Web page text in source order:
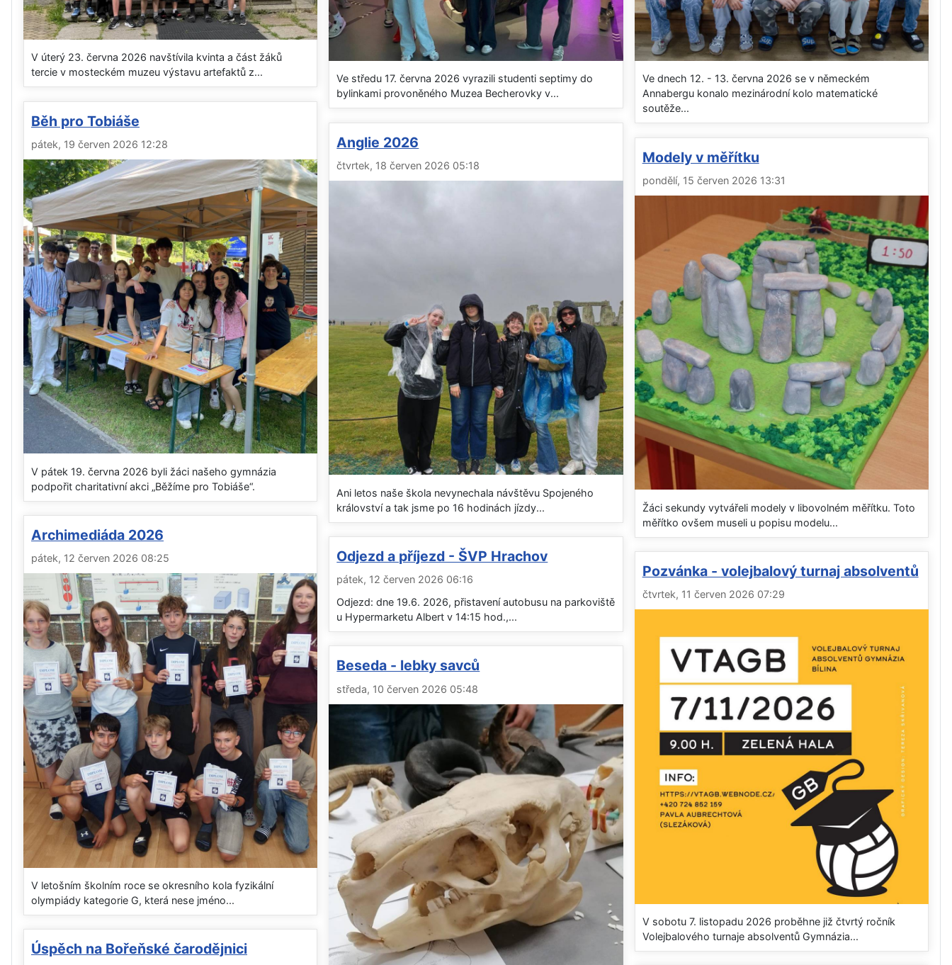
V úterý 23. června 2026 navštívila kvinta a část žáků
tercie v mosteckém muzeu výstavu artefaktů z...
Ve středu 17. června 2026 vyrazili studenti septimy do
bylinkami provoněného Muzea Becherovky v...
Ve dnech 12. - 13. června 2026 se v německém
Annabergu konalo mezinárodní kolo matematické
soutěže...
Běh pro Tobiáše
pátek, 19 červen 2026 12:28
V pátek 19. června 2026 byli žáci našeho gymnázia
podpořit charitativní akci „Běžíme pro Tobiáše“.
Anglie 2026
čtvrtek, 18 červen 2026 05:18
Ani letos naše škola nevynechala návštěvu Spojeného
království a tak jsme po 16 hodinách jízdy...
Modely v měřítku
pondělí, 15 červen 2026 13:31
Žáci sekundy vytvářeli modely v libovolném měřítku. Toto
měřítko ovšem museli u popisu modelu...
Archimediáda 2026
pátek, 12 červen 2026 08:25
V letošním školním roce se okresního kola fyzikální
olympiády kategorie G, která nese jméno...
Odjezd a příjezd - ŠVP Hrachov
pátek, 12 červen 2026 06:16
Odjezd: dne 19.6. 2026, přistavení autobusu na parkoviště
u Hypermarketu Albert v 14:15 hod.,...
Pozvánka - volejbalový turnaj absolventů
čtvrtek, 11 červen 2026 07:29
V sobotu 7. listopadu 2026 proběhne již čtvrtý ročník
Volejbalového turnaje absolventů Gymnázia...
Beseda - lebky savců
středa, 10 červen 2026 05:48
Úspěch na Bořeňské čarodějnici